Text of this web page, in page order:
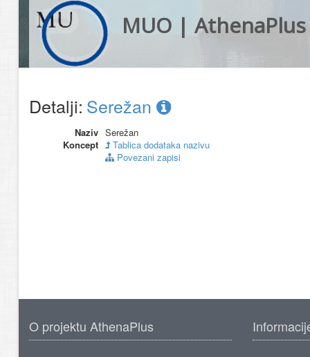
MUO | AthenaPlus
Detalji: Serežan
Naziv Serežan
Koncept
Tablica dodataka nazivu
Povezani zapisi
O projektu AthenaPlus